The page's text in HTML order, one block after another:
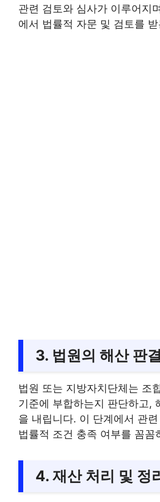
관련 검토와 심사가 이루어지
에서 법률적 자문 및 검토를
3. 법원의 해산 판
법원 또는 지방자치단체는 조
기준에 부합하는지 판단하고,
을 내립니다. 이 단계에서 관
법률적 조건 충족 여부를 꼼꼼
4. 재산 처리 및 정